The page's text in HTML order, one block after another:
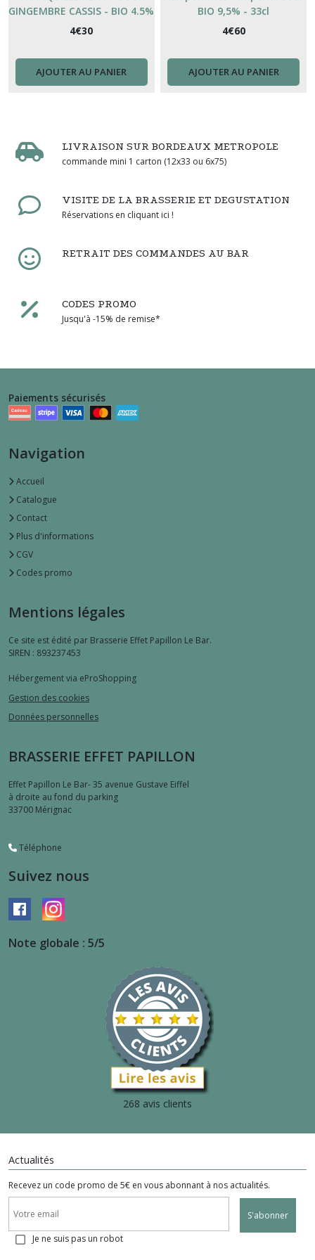
GINGEMBRE CASSIS - BIO 4.5%
vol.
4€30
AJOUTER AU PANIER
BIO 9,5% - 33cl
4€60
AJOUTER AU PANIER
LIVRAISON SUR BORDEAUX METROPOLE
commande mini 1 carton (12x33 ou 6x75)
VISITE DE LA BRASSERIE ET DEGUSTATION
Réservations en cliquant ici !
RETRAIT DES COMMANDES AU BAR
CODES PROMO
Jusqu'à -15% de remise*
Paiements sécurisés
Navigation
Accueil
Catalogue
Contact
Plus d'informations
CGV
Codes promo
Mentions légales
Ce site est édité par Brasserie Effet Papillon Le Bar.
SIREN : 893237453
Hébergement via eProShopping
Gestion des cookies
Données personnelles
BRASSERIE EFFET PAPILLON
Effet Papillon Le Bar- 35 avenue Gustave Eiffel
à droite au fond du parking
33700 Mérignac
Téléphone
Suivez nous
Note globale : 5/5
268 avis clients
Actualités
Recevez un code promo de 5€ en vous abonnant à nos actualités.
S'abonner
Je ne suis pas un robot